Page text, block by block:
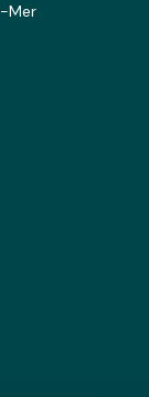
Mer